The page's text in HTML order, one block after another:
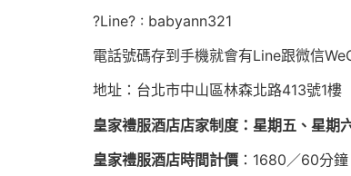
?Line? : babyann321
電話號碼存到手機就會有Line跟微信
地址：台北市中山區林森北路413號1樓
皇家禮服酒店店家制度 ：星期五、星期
皇家禮服酒店時間計價 ：1680／60分鐘